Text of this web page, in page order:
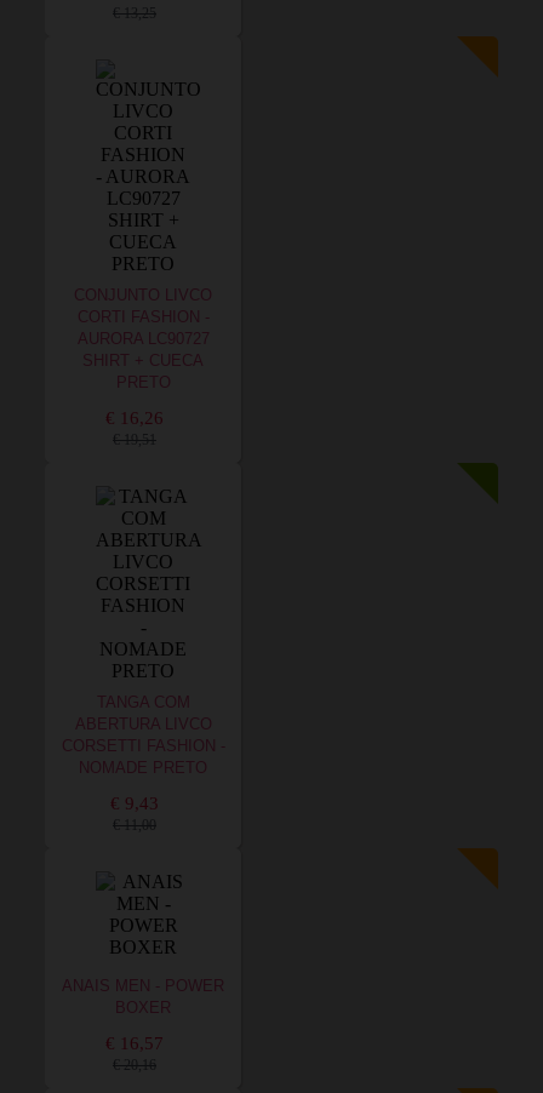
€ 13,25
CONJUNTO LIVCO
CORTI FASHION -
AURORA LC90727
SHIRT + CUECA
PRETO
€ 16,26
€ 19,51
TANGA COM
ABERTURA LIVCO
CORSETTI FASHION -
NOMADE PRETO
€ 9,43
€ 11,00
ANAIS MEN - POWER
BOXER
€ 16,57
€ 20,16